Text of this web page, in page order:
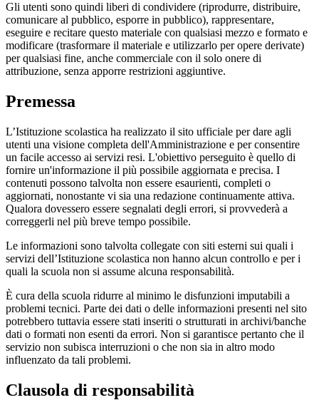
Gli utenti sono quindi liberi di condividere (riprodurre, distribuire,
comunicare al pubblico, esporre in pubblico), rappresentare,
eseguire e recitare questo materiale con qualsiasi mezzo e formato e
modificare (trasformare il materiale e utilizzarlo per opere derivate)
per qualsiasi fine, anche commerciale con il solo onere di
attribuzione, senza apporre restrizioni aggiuntive.
Premessa
L’Istituzione scolastica ha realizzato il sito ufficiale per dare agli
utenti una visione completa dell'Amministrazione e per consentire
un facile accesso ai servizi resi. L'obiettivo perseguito è quello di
fornire un'informazione il più possibile aggiornata e precisa. I
contenuti possono talvolta non essere esaurienti, completi o
aggiornati, nonostante vi sia una redazione continuamente attiva.
Qualora dovessero essere segnalati degli errori, si provvederà a
correggerli nel più breve tempo possibile.
Le informazioni sono talvolta collegate con siti esterni sui quali i
servizi dell’Istituzione scolastica non hanno alcun controllo e per i
quali la scuola non si assume alcuna responsabilità.
È cura della scuola ridurre al minimo le disfunzioni imputabili a
problemi tecnici. Parte dei dati o delle informazioni presenti nel sito
potrebbero tuttavia essere stati inseriti o strutturati in archivi/banche
dati o formati non esenti da errori. Non si garantisce pertanto che il
servizio non subisca interruzioni o che non sia in altro modo
influenzato da tali problemi.
Clausola di responsabilità